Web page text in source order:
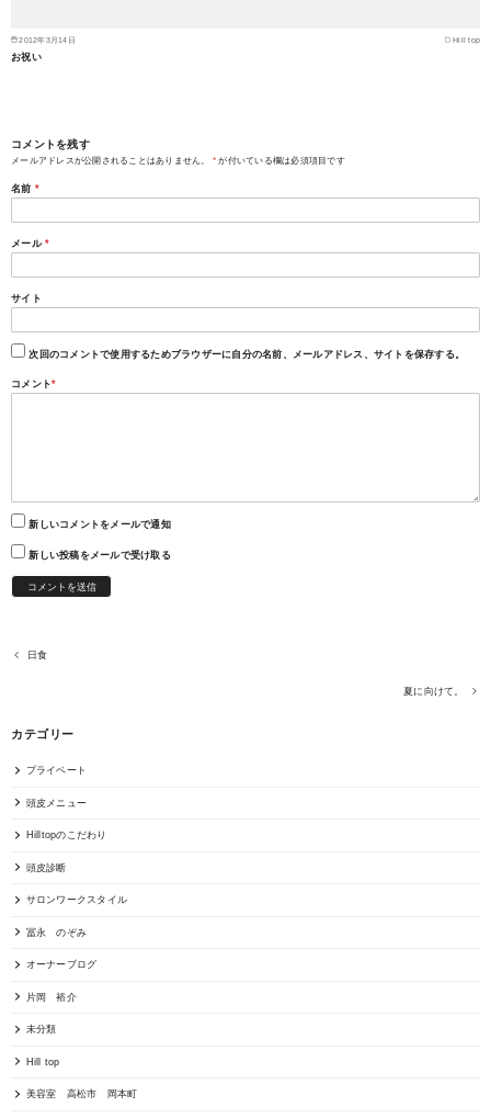
2012年3月14日 Hill top
お祝い
コメントを残す
メールアドレスが公開されることはありません。 * が付いている欄は必須項目です
名前 *
メール *
サイト
次回のコメントで使用するためブラウザーに自分の名前、メールアドレス、サイトを保存する。
コメント*
新しいコメントをメールで通知
新しい投稿をメールで受け取る
日食
夏に向けて。
カテゴリー
プライベート
頭皮メニュー
Hilltopのこだわり
頭皮診断
サロンワークスタイル
冨永 のぞみ
オーナーブログ
片岡 裕介
未分類
Hill top
美容室 高松市 岡本町